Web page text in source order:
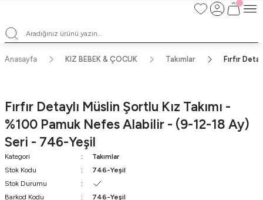
Satışlarımız Toptandır !. Minumum 20 Seridir !. Toptan Fiyatları Görebilmek
Satışlarımız Toptandır !. Minumum 20 Seridir !. Toptan Fiyatları Görebilmek
İçin Üye Olunuz !.
İçin Üye Olunuz !.
Anasayfa KIZ BEBEK & ÇOCUK Takımlar Fırfır
Fırfır Detaylı Müslin Şortlu Kız Takımı -
%100 Pamuk Nefes Alabilir - (9-12-18 Ay)
Seri - 746-Yeşil
Kategori
Takımlar
Stok Kodu
746-Yeşil
Stok Durumu
Barkod Kodu
746-Yeşil